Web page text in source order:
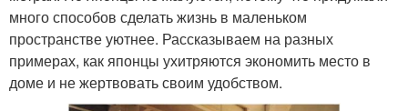
много способов сделать жизнь в маленьком
пространстве уютнее. Рассказываем на разных
примерах, как японцы ухитряются экономить место в
доме и не жертвовать своим удобством.